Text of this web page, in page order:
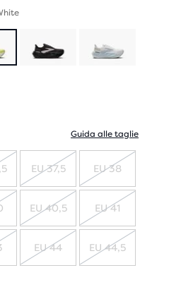
Guida alle taglie
ESAURITO
EU 37,5 EU 38
ESAURITO
EU 40,5 EU 41
ESAURITO
EU 44 EU 44,5